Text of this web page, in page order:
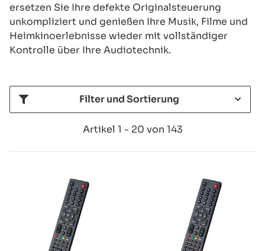
ersetzen Sie Ihre defekte Originalsteuerung
unkompliziert und genießen Ihre Musik, Filme und
Heimkinoerlebnisse wieder mit vollständiger
Kontrolle über Ihre Audiotechnik.
Filter und Sortierung
Artikel 1 - 20 von 143